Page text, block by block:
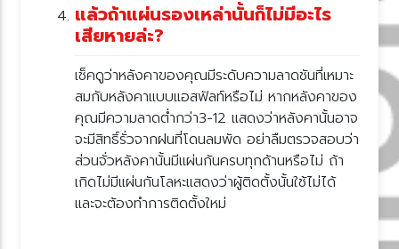
ล้วถ้าแผ่นรองเหล่านั้นก็ไม่มีอะไร
เสียหายล่ะ?
เช็คดูว่าหลังคาของคุณมีระดับความลาดชันที่เหมาะ
สมกับหลังคาแบบแอสฟัลท์หรือไม่ หากหลังคาของ
คุณมีความลาดต่ำกว่า3-12 แสดงว่าหลังคานั้นอาจ
จะมีสิทธิ์รั่วจากฝนที่โดนลมพัด อย่าลืมตรวจสอบว่า
ส่วนจั่วหลังคานั้นมีแผ่นกันครบทุกด้านหรือไม่ ถ้า
เกิดไม่มีแผ่นกันโลหะแสดงว่าผู้ติดตั้งนั้นใช้ไม่ได้
ละจะต้องทำการติดตั้งใหม่